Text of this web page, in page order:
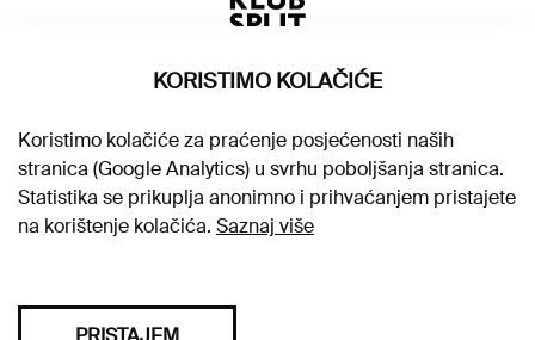
KORISTIMO KOLAČIĆE
Koristimo kolačiće za praćenje posjećenosti naših
stranica (Google Analytics) u svrhu poboljšanja stranica.
Statistika se prikuplja anonimno i prihvaćanjem pristajete
na korištenje kolačića. Saznaj više